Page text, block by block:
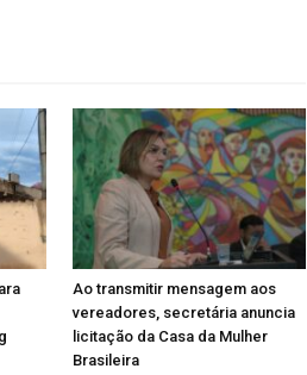
Ao transmitir mensagem aos
vereadores, secretária anuncia
licitação da Casa da Mulher
Brasileira